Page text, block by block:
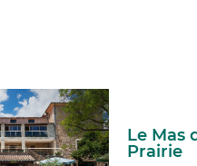
Le Mas
Prairie